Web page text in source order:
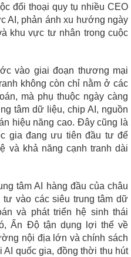
đối thoại quy tụ nhiều CEO
AI, phản ánh xu hướng ngày
khu vực tư nhân trong cuộc
vào giai đoạn thương mại
không còn chỉ nằm ở các
mà phụ thuộc ngày càng
tâm dữ liệu, chip AI, nguồn
hiệu năng cao. Đây cũng là
gia đang ưu tiên đầu tư để
và khả năng cạnh tranh dài
tâm AI hàng đầu của châu
vào các siêu trung tâm dữ
và phát triển hệ sinh thái
Ấn Độ tận dụng lợi thế về
nội địa lớn và chính sách
quốc gia, đồng thời thu hút